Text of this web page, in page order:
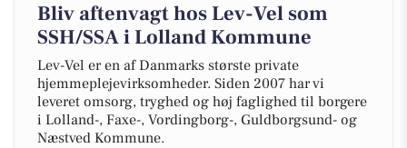
Bliv aftenvagt hos Lev-Vel som
SSH/SSA i Lolland Kommune
Lev-Vel er en af Danmarks største private
hjemmeplejevirksomheder. Siden 2007 har vi
leveret omsorg, tryghed og høj faglighed til borgere
i Lolland-, Faxe-, Vordingborg-, Guldborgsund- og
Næstved Kommune.